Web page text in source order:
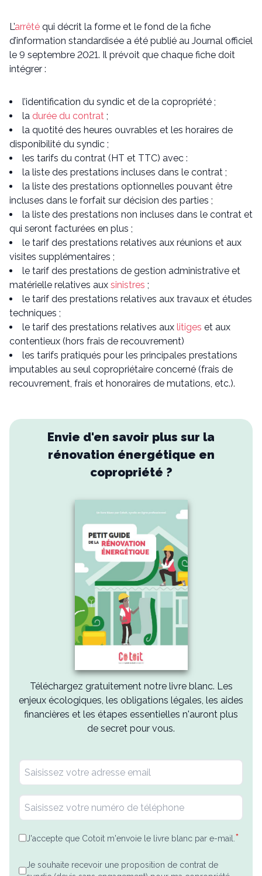
L’arrêté qui décrit la forme et le fond de la fiche
d’information standardisée a été publié au Journal officiel
le 9 septembre 2021. Il prévoit que chaque fiche doit
intégrer :
l’identification du syndic et de la copropriété ;
la durée du contrat ;
la quotité des heures ouvrables et les horaires de
disponibilité du syndic ;
les tarifs du contrat (HT et TTC) avec :
la liste des prestations incluses dans le contrat ;
la liste des prestations optionnelles pouvant être
incluses dans le forfait sur décision des parties ;
la liste des prestations non incluses dans le contrat et
qui seront facturées en plus ;
le tarif des prestations relatives aux réunions et aux
visites supplémentaires ;
le tarif des prestations de gestion administrative et
matérielle relatives aux sinistres ;
le tarif des prestations relatives aux travaux et études
techniques ;
le tarif des prestations relatives aux litiges et aux
contentieux (hors frais de recouvrement)
les tarifs pratiqués pour les principales prestations
imputables au seul copropriétaire concerné (frais de
recouvrement, frais et honoraires de mutations, etc.).
Envie d'en savoir plus sur la
rénovation énergétique en
copropriété ?
Téléchargez gratuitement notre livre blanc. Les
enjeux écologiques, les obligations légales, les aides
financières et les étapes essentielles n'auront plus
de secret pour vous.
J'accepte que Cotoit m'envoie le livre blanc par e-mail. *
Je souhaite recevoir une proposition de contrat de